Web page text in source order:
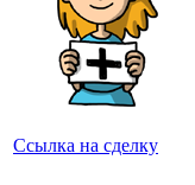
Ссылка на сделку